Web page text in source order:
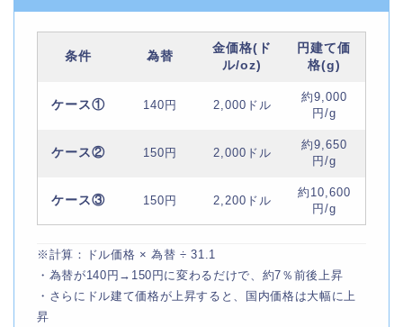
条件 為替
金価格(ド
ル/oz)
円建て価
格(g)
ケース① 140円 2,000ドル
約9,000
円/g
ケース② 150円 2,000ドル
約9,650
円/g
ケース③ 150円 2,200ドル
約10,600
円/g
※計算：ドル価格 × 為替 ÷ 31.1
・為替が140円→150円に変わるだけで、約7％前後上昇
・さらにドル建て価格が上昇すると、国内価格は大幅に上
昇